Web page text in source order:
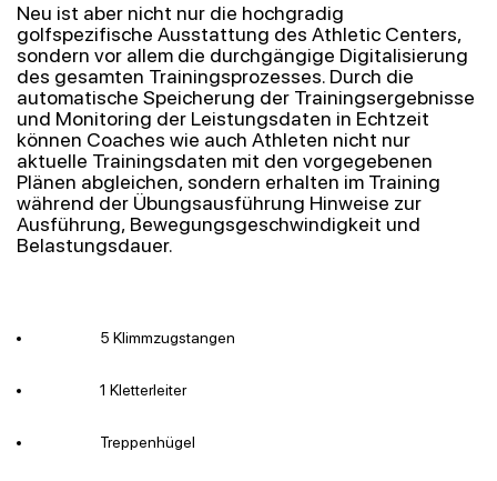
Neu ist aber nicht nur die hochgradig
golfspezifische Ausstattung des Athletic Centers,
sondern vor allem die durchgängige Digitalisierung
des gesamten Trainingsprozesses. Durch die
automatische Speicherung der Trainingsergebnisse
und Monitoring der Leistungsdaten in Echtzeit
können Coaches wie auch Athleten nicht nur
aktuelle Trainingsdaten mit den vorgegebenen
Plänen abgleichen, sondern erhalten im Training
während der Übungsausführung Hinweise zur
Ausführung, Bewegungsgeschwindigkeit und
Belastungsdauer.
5 Klimmzugstangen
1 Kletterleiter
Treppenhügel